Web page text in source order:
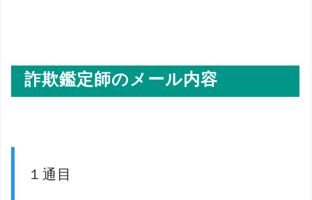
詐欺鑑定師のメール内容
１通目